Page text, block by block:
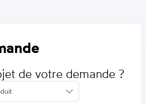
de votre demande ?